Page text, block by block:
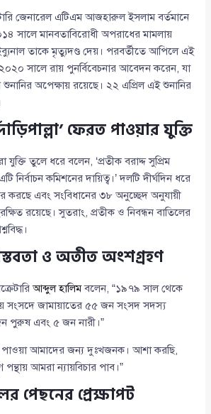
জেনারেল এটিএম আজহারুল ইসলাম বর্তমানে
সালে মানবতাবিরোধী অপরাধের মামলায়
তাকে মৃত্যুদণ্ড দেয়। পরবর্তীতে আপিলে এই
সালে রায় পুনর্বিবেচনার আবেদন করেন, যা
অপেক্ষায় রয়েছে। ২২ এপ্রিল এই শুনানির
ফেরত পাওয়ার যুক্তি
তুলে ধরে বলেন, ‘প্রতীক বরাদ্দ সুপ্রিম
নির্বাচন কমিশনের দায়িত্ব।’ দলটি দীর্ঘদিন ধরে
করছে এবং সংবিধানের ৩৮ অনুচ্ছেদ অনুযায়ী
রয়েছে। সুতরাং, প্রতীক ও নিবন্ধন বাতিলের
ও অতীত অংশগ্রহণ
আব্দুল হালিমবলেন, “১৯৭৯ সাল থেকে
সংসদে জামায়াতের ৫৫ জন সংসদ সদস্য
পুরুষ এবং ৫ জন নারী।”
পাওয়া আমাদের জন্য দুঃখজনক। আশা করছি,
আমরা ন্যায়বিচার পাব।”
পেছনের প্রেক্ষাপট